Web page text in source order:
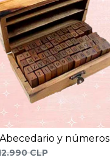
y números
CLP